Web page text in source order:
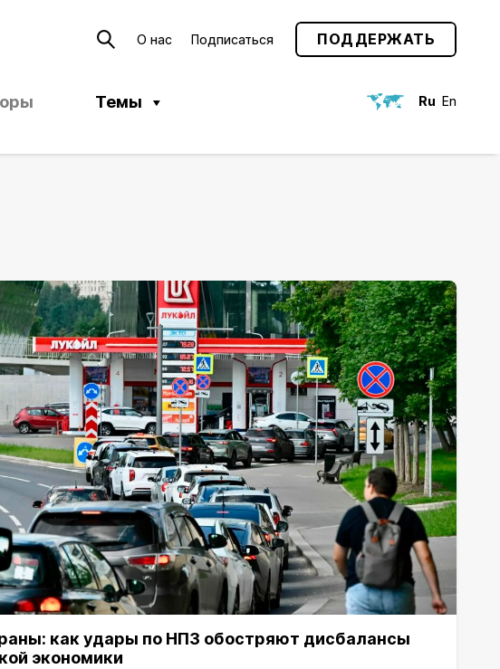
О нас Подписаться ПОДДЕРЖАТЬ
Темы Ru En
как удары по НПЗ обостряют дисбалансы
экономики